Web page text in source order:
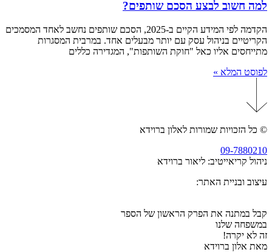
למה חשוב לבצע הסכם שותפים?
הקדמה לפי המידע הקיים ב-2025, הסכם שותפים נחשב לאחד המסמכים
הקריטיים בניהול עסק עם יותר מבעלים אחד. במרבית המסגרות
מתייחסים אליו כאל "חוקת השותפות", המגדירה כללים
לפוסט המלא »
© כל הזכויות שמורות לאלון ברוידא
09-7880210
ניהול קריאייטיב: ליאור ברוידא
עיצוב ובניית האתר:
קבל במתנה את הפרק הראשון של הספר
במשפחה שלנו
זה לא יקרה!
מאת אלון ברוידא